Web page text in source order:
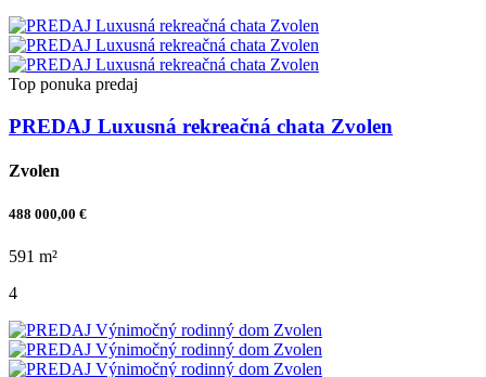
Top ponuka predaj
PREDAJ Luxusná rekreačná chata Zvolen
Zvolen
488 000,00 €
591 m²
4